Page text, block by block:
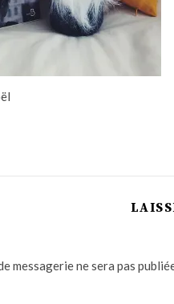
messagerie ne sera pas